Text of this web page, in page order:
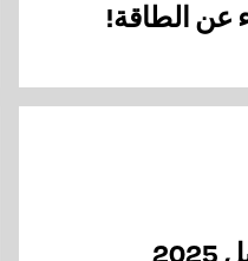
عن الطاقة!